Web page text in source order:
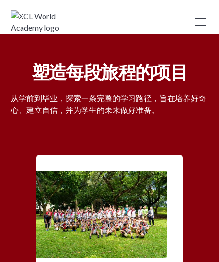
塑造每段旅程的项目
从学前到毕业，探索一条完整的学习路径，旨在培养好奇
心、建立自信，并为学生的未来做好准备。